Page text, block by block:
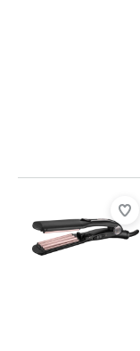
Beoordeling is 9,5 van